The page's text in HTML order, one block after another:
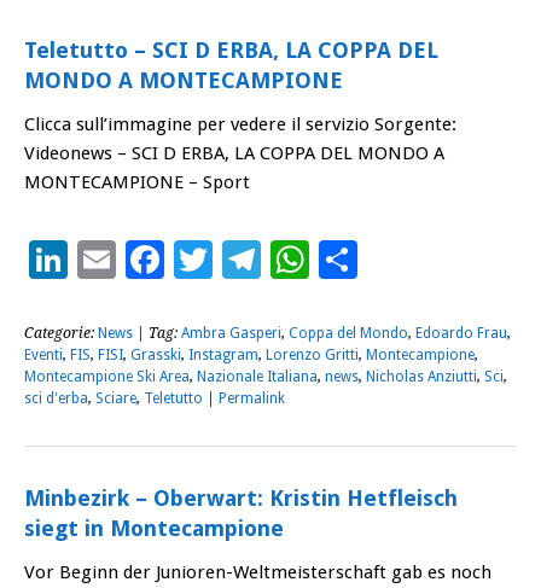
Teletutto – SCI D ERBA, LA COPPA DEL
MONDO A MONTECAMPIONE
Clicca sull’immagine per vedere il servizio Sorgente:
Videonews – SCI D ERBA, LA COPPA DEL MONDO A
MONTECAMPIONE – Sport
LinkedIn
EmailFacebook
Twitter
Telegram
WhatsApp
Categorie: News | Tag: Ambra Gasperi, Coppa del Mondo, Edoardo Frau,
Eventi, FIS, FISI, Grasski, Instagram, Lorenzo Gritti, Montecampione,
Montecampione Ski Area, Nazionale Italiana, news, Nicholas Anziutti, Sci,
sci d'erba, Sciare, Teletutto Permalink
Minbezirk – Oberwart: Kristin Hetfleisch
siegt in Montecampione
Vor Beginn der Junioren-Weltmeisterschaft gab es noch